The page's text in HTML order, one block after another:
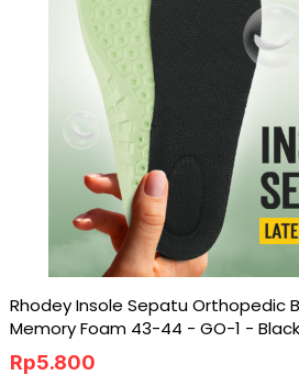
Rhodey Insole Sepatu Orthopedic
Memory Foam 43-44 - GO-1 - Black
Rp5.800